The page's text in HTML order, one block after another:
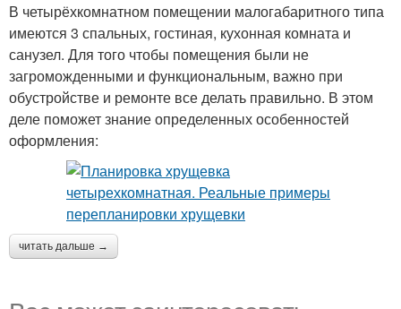
В четырёхкомнатном помещении малогабаритного типа
имеются 3 спальных, гостиная, кухонная комната и
санузел. Для того чтобы помещения были не
загроможденными и функциональным, важно при
обустройстве и ремонте все делать правильно. В этом
деле поможет знание определенных особенностей
оформления:
читать дальше →